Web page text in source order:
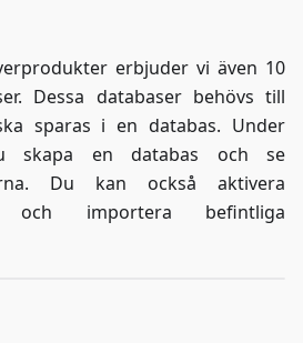
erbjuder vi även 10
Dessa databaser behövs till
sparas i en databas. Under
skapa en databas och se
Du kan också aktivera
och importera befintliga